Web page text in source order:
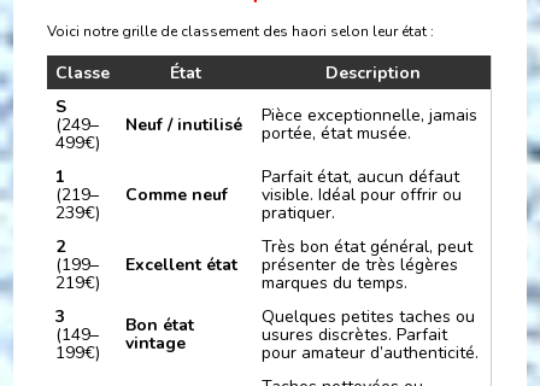
Voici notre grille de classement des haori selon leur état :
Classe État
Description
S
(249–
499€)
Neuf / inutilisé Pièce exceptionnelle, jamais
portée, état musée.
1
(219–
239€)
Comme neuf
Parfait état, aucun défaut
visible. Idéal pour offrir ou
pratiquer.
2
(199–
219€)
Excellent état
Très bon état général, peut
présenter de très légères
marques du temps.
3
(149–
199€)
Bon état
vintage
Quelques petites taches ou
usures discrètes. Parfait
pour amateur d’authenticité.